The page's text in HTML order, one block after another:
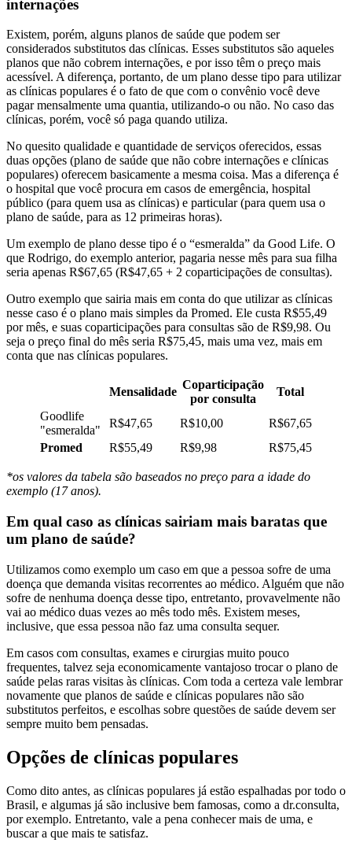
internações
Existem, porém, alguns planos de saúde que podem ser
considerados substitutos das clínicas. Esses substitutos são aqueles
planos que não cobrem internações, e por isso têm o preço mais
acessível. A diferença, portanto, de um plano desse tipo para utilizar
as clínicas populares é o fato de que com o convênio você deve
pagar mensalmente uma quantia, utilizando-o ou não. No caso das
clínicas, porém, você só paga quando utiliza.
No quesito qualidade e quantidade de serviços oferecidos, essas
duas opções (plano de saúde que não cobre internações e clínicas
populares) oferecem basicamente a mesma coisa. Mas a diferença é
o hospital que você procura em casos de emergência, hospital
público (para quem usa as clínicas) e particular (para quem usa o
plano de saúde, para as 12 primeiras horas).
Um exemplo de plano desse tipo é o “esmeralda” da Good Life. O
que Rodrigo, do exemplo anterior, pagaria nesse mês para sua filha
seria apenas R$67,65 (R$47,65 + 2 coparticipações de consultas).
Outro exemplo que sairia mais em conta do que utilizar as clínicas
nesse caso é o plano mais simples da Promed. Ele custa R$55,49
por mês, e suas coparticipações para consultas são de R$9,98. Ou
seja o preço final do mês seria R$75,45, mais uma vez, mais em
conta que nas clínicas populares.
Mensalidade
Coparticipação
por consulta
Total
Goodlife
"esmeralda"
R$47,65 R$10,00
R$67,65
Promed
R$55,49 R$9,98 R$75,45
*os valores da tabela são baseados no preço para a idade do
exemplo (17 anos).
Em qual caso as clínicas sairiam mais baratas que
um plano de saúde?
Utilizamos como exemplo um caso em que a pessoa sofre de uma
doença que demanda visitas recorrentes ao médico. Alguém que não
sofre de nenhuma doença desse tipo, entretanto, provavelmente não
vai ao médico duas vezes ao mês todo mês. Existem meses,
inclusive, que essa pessoa não faz uma consulta sequer.
Em casos com consultas, exames e cirurgias muito pouco
frequentes, talvez seja economicamente vantajoso trocar o plano de
saúde pelas raras visitas às clínicas. Com toda a certeza vale lembrar
novamente que planos de saúde e clínicas populares não são
substitutos perfeitos, e escolhas sobre questões de saúde devem ser
sempre muito bem pensadas.
Opções de clínicas populares
Como dito antes, as clínicas populares já estão espalhadas por todo o
Brasil, e algumas já são inclusive bem famosas, como a dr.consulta,
por exemplo. Entretanto, vale a pena conhecer mais de uma, e
buscar a que mais te satisfaz.